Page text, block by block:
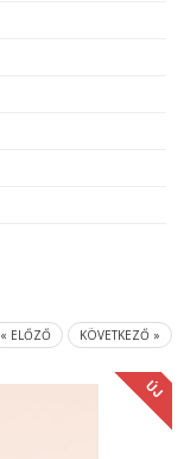
« ELŐZŐ KÖVETKEZŐ »
ÚJ